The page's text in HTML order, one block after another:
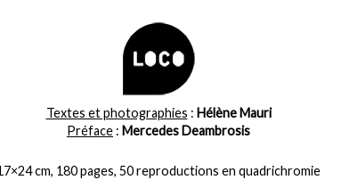
Textes et photographies : Hélène Mauri
Préface : Mercedes Deambrosis
cm, 180 pages, 50 reproductions en quadrichromie